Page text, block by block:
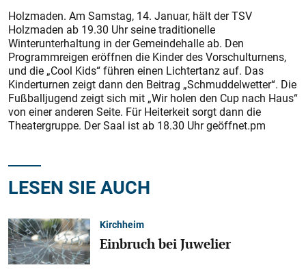
Holzmaden. Am Samstag, 14. Januar, hält der TSV
Holzmaden ab 19.30 Uhr seine traditionelle
Winterunterhaltung in der Gemeindehalle ab. Den
Programmreigen eröffnen die Kinder des Vorschulturnens,
und die „Cool Kids“ führen einen Lichtertanz auf. Das
Kinderturnen zeigt dann den Beitrag „Schmuddelwetter“. Die
Fußballjugend zeigt sich mit „Wir holen den Cup nach Haus“
von einer anderen Seite. Für Heiterkeit sorgt dann die
Theatergruppe. Der Saal ist ab 18.30 Uhr geöffnet.pm
LESEN SIE AUCH
Kirchheim
Einbruch bei Juwelier